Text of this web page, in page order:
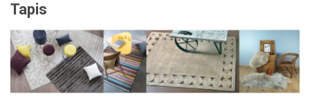
Tapis